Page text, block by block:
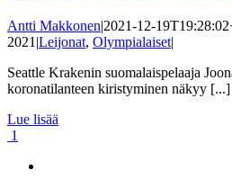
Antti Makkonen|2021-12-
2021 |Leijonat, Olympialaiset|
Seattle Krakenin suomalaispelaaja
koronatilanteen kiristyminen näkyy [...]
Lue lisää
1